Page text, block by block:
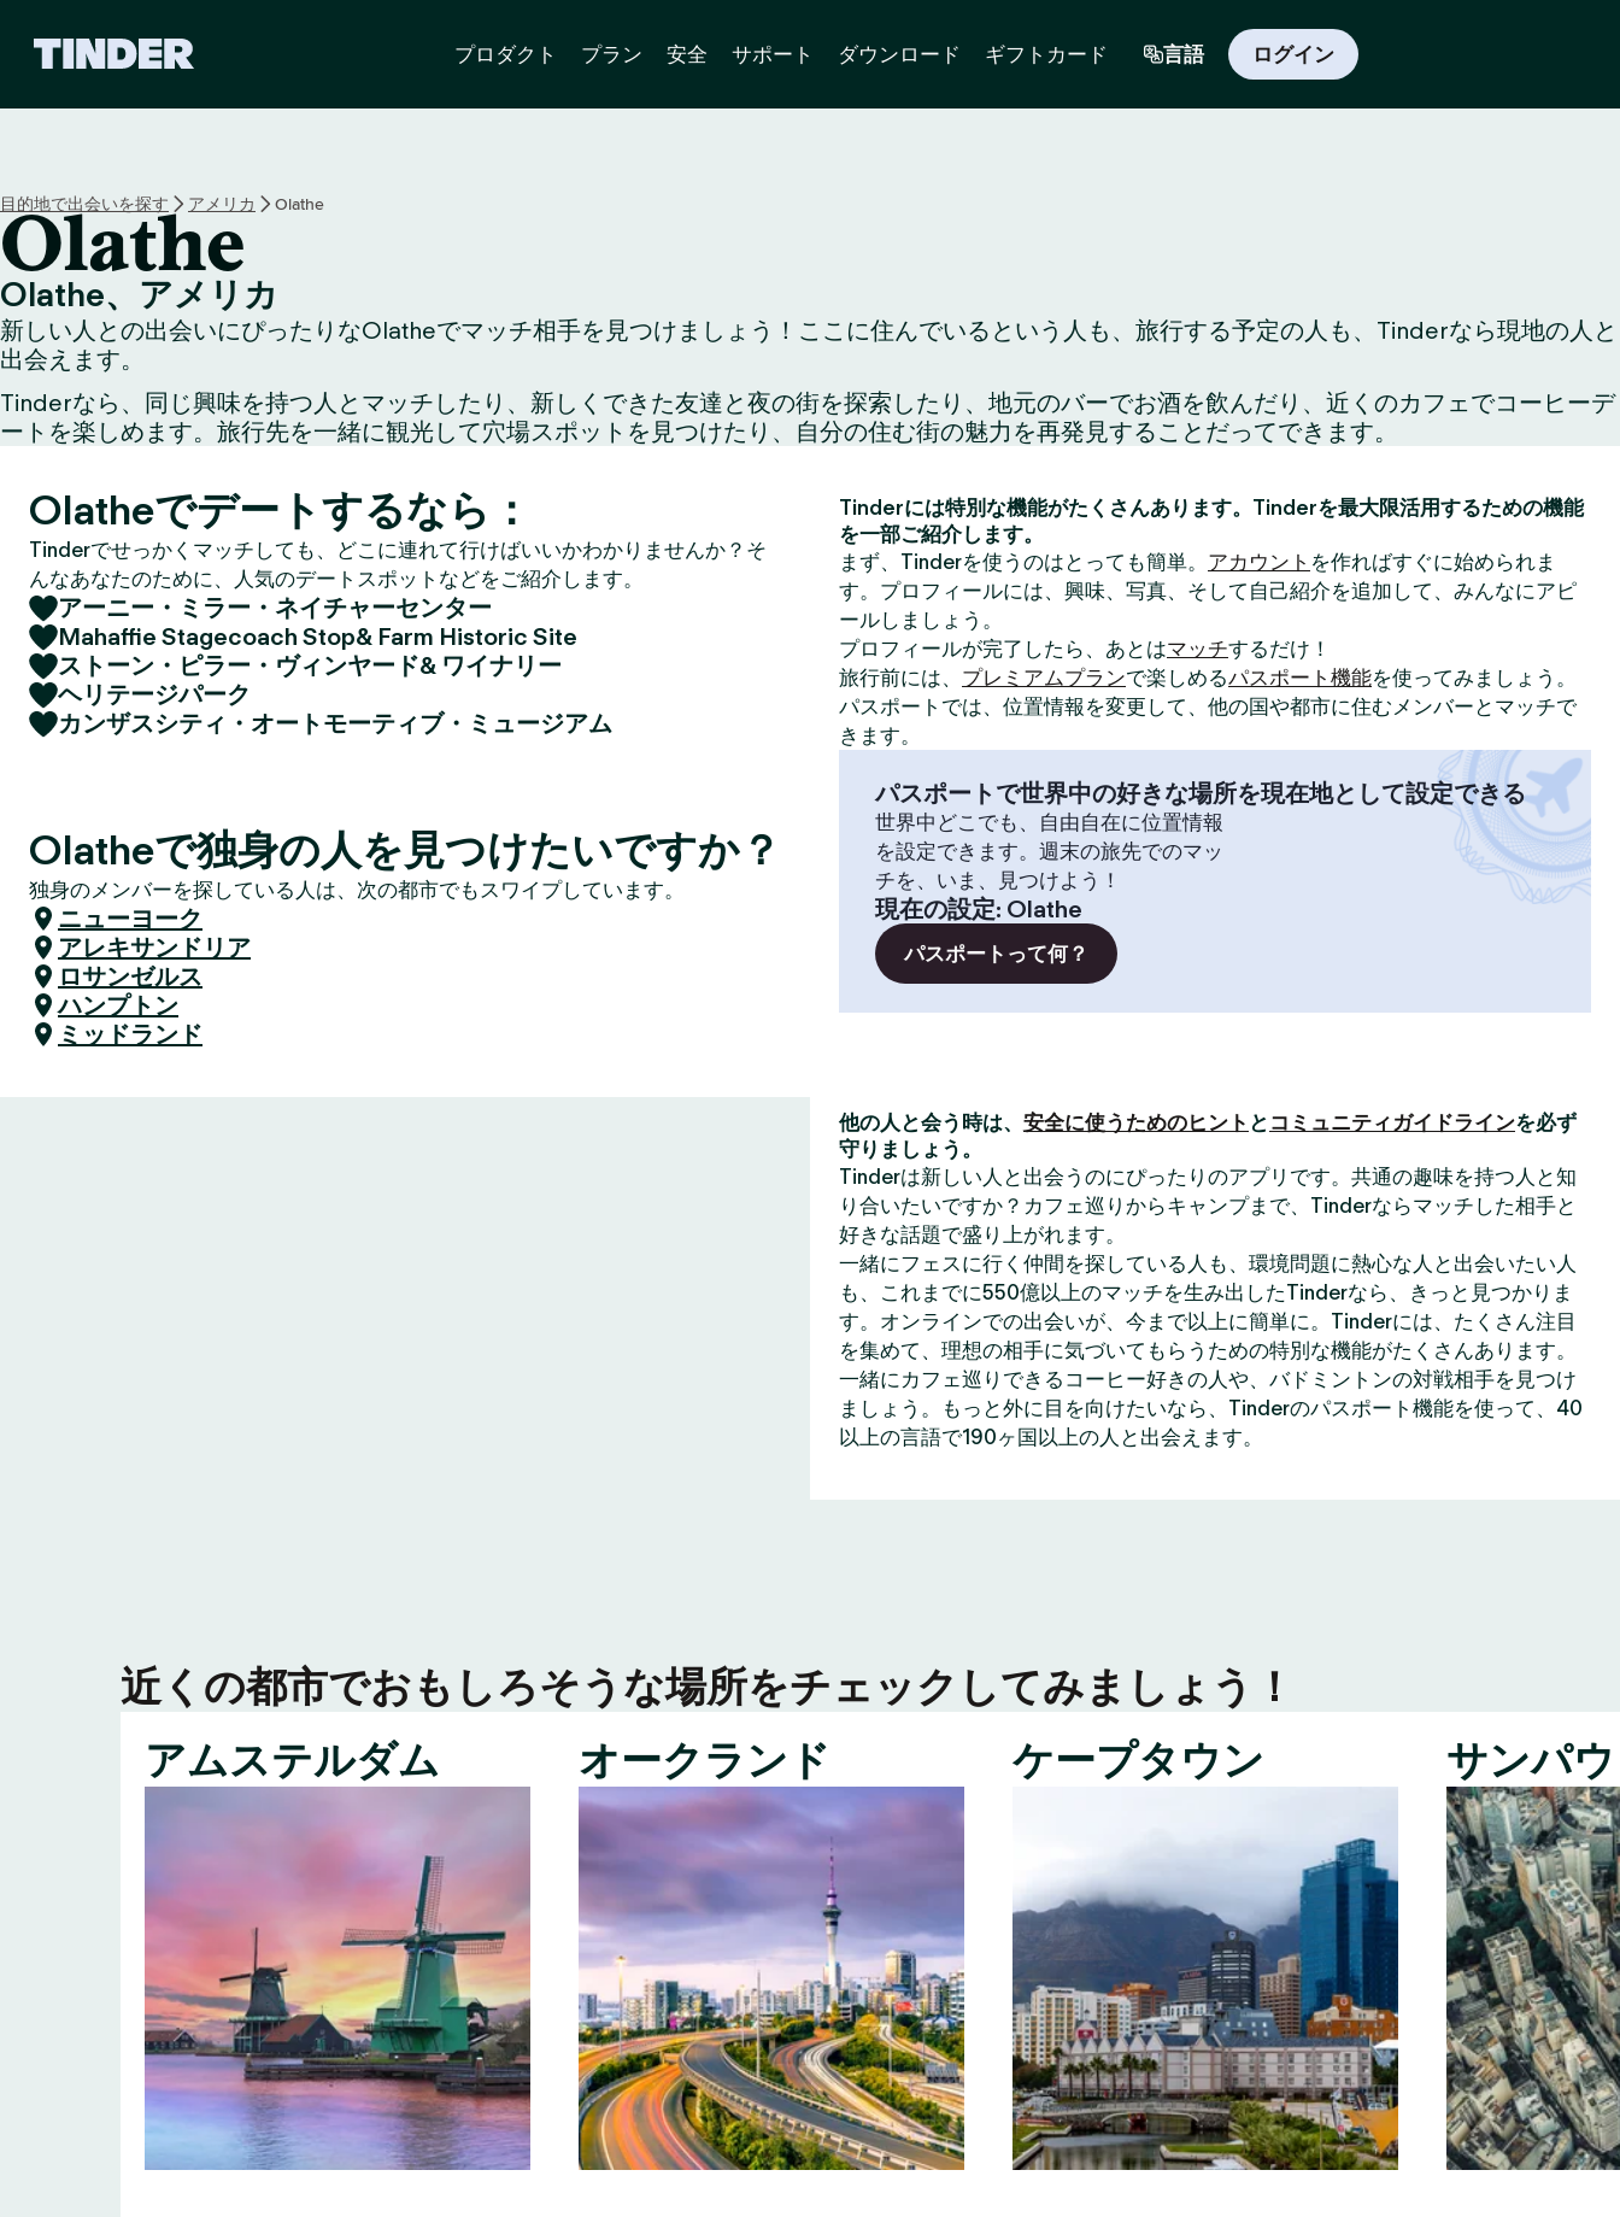
ホ
ム
ペ
ー
ジ
プロダクト プラン 安全 サポート ダウンロード ギフトカード 言語 ログイン
目的地で出会いを探す アメリカ Olathe
Olathe
Olathe、アメリカ
新しい人との出会いにぴったりなOlatheでマッチ相手を見つけましょう！ここに住んでいるという人も、旅行する予定の人も、Tinderなら現地の人と
出会えます。
Tinderなら、同じ興味を持つ人とマッチしたり、新しくできた友達と夜の街を探索したり、地元のバーでお酒を飲んだり、近くのカフェでコーヒーデ
ートを楽しめます。旅行先を一緒に観光して穴場スポットを見つけたり、自分の住む街の魅力を再発見することだってできます。
Olatheでデートするなら：
Tinderでせっかくマッチしても、どこに連れて行けばいいかわかりませんか？そ
んなあなたのために、人気のデートスポットなどをご紹介します。
アーニー・ミラー・ネイチャーセンター
Mahaffie Stagecoach Stop& Farm Historic Site
ストーン・ピラー・ヴィンヤード& ワイナリー
ヘリテージパーク
カンザスシティ・オートモーティブ・ミュージアム
Olatheで独身の人を見つけたいですか？
独身のメンバーを探している人は、次の都市でもスワイプしています。
ニューヨーク
アレキサンドリア
ロサンゼルス
ハンプトン
ミッドランド
Tinderには特別な機能がたくさんあります。Tinderを最大限活用するための機能
を一部ご紹介します。
まず、Tinderを使うのはとっても簡単。 アカウント を作ればすぐに始められま
す。プロフィールには、興味、写真、そして自己紹介を追加して、みんなにアピ
ールしましょう。
プロフィールが完了したら、あとはマッチするだけ！
旅行前には、 プレミアムプランで楽しめるパスポート機能を使ってみましょう。
パスポートでは、位置情報を変更して、他の国や都市に住むメンバーとマッチで
きます。
パスポートで世界中の好きな場所を現在地として設定できる
世界中どこでも、自由自在に位置情報
を設定できます。週末の旅先でのマッ
チを、いま、見つけよう！
現在の設定: Olathe
パスポートって何？
他の人と会う時は、 安全に使うためのヒント と コミュニティガイドラインを必ず
守りましょう。
Tinderは新しい人と出会うのにぴったりのアプリです。共通の趣味を持つ人と知
り合いたいですか？カフェ巡りからキャンプまで、Tinderならマッチした相手と
好きな話題で盛り上がれます。
一緒にフェスに行く仲間を探している人も、環境問題に熱心な人と出会いたい人
も、これまでに550億以上のマッチを生み出したTinderなら、きっと見つかりま
す。オンラインでの出会いが、今まで以上に簡単に。Tinderには、たくさん注目
を集めて、理想の相手に気づいてもらうための特別な機能がたくさんあります。
一緒にカフェ巡りできるコーヒー好きの人や、バドミントンの対戦相手を見つけ
ましょう。もっと外に目を向けたいなら、Tinderのパスポート機能を使って、40
以上の言語で190ヶ国以上の人と出会えます。
近くの都市でおもしろそうな場所をチェックしてみましょう！
アムステルダム
オークランド ケープタウン サンパ